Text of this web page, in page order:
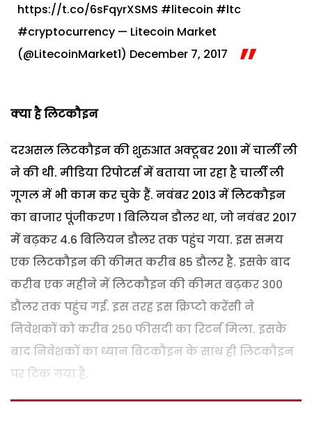
https://t.co/6sFqyrXSMS #litecoin #ltc
#cryptocurrency — Litecoin Market
(@LitecoinMarket1) December 7, 2017
क्या है लिटकौइन
दरअसल लिटकौइन की शुरुआत अक्टूबर 2011 में चार्ली ली
ने की थी. मीडिया रिपोटर्स में बताया जा रहा है चार्ली ली
गूगल में भी काम कर चुके हैं. नवंबर 2013 में लिटकौइन
का बाजार पूंजीकरण 1 बिलियन डौलर था, जो नवंबर 2017
में बढ़कर 4.6 बिलियन डौलर तक पहुंच गया. इस समय
एक लिटकौइन की कीमत करीब 85 डौलर है. इसके बाद
करीब एक महीने में लिटकौइन की कीमत बढ़कर 300
डौलर तक पहुंच गई. इस तरह इस क्रिप्टो करेंसी ने
निवेशकों को करीब 250 फीसदी का रिटर्न मिला. इसके
बाद निवेशकों का ध्यान बिटकौइन के साथ ही लिटकौइन
पर टिक गया है.